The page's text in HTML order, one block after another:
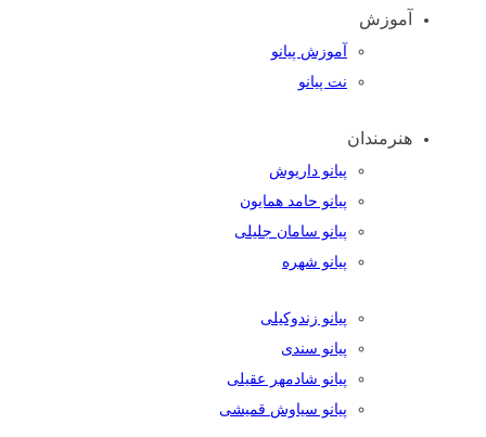
آموزش
آموزش پیانو
نت پیانو
هنرمندان
پیانو داریوش
پیانو حامد همایون
پیانو سامان جلیلی
پیانو شهره
پیانو زندوکیلی
پیانو سندی
پیانو شادمهر عقیلی
پیانو سیاوش قمیشی